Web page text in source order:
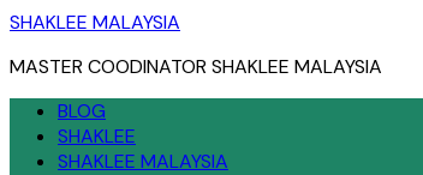
Skip
content
SHAKLEE MALAYSIA
MASTER COODINATOR SHAKLEE MALAYSIA
BLOG
SHAKLEE
SHAKLEE MALAYSIA